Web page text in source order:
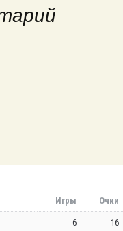
Игры Очки
6 16